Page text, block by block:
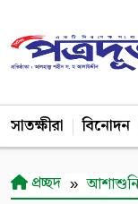
সাতক্ষীরা বিনোদন
প্রচ্ছদ আশাশুনি